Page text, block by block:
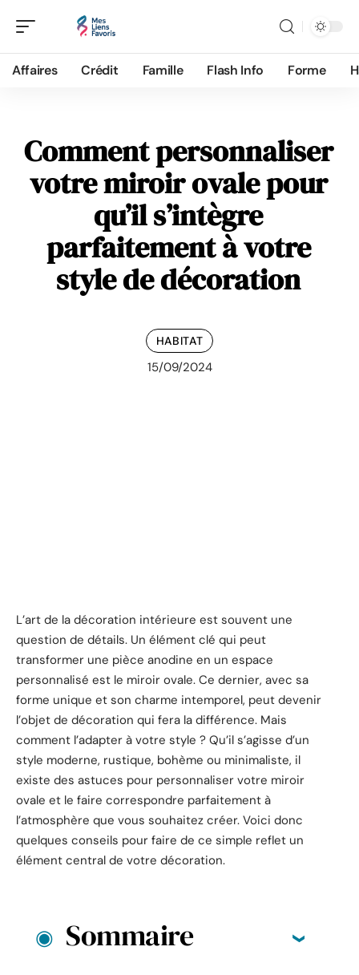
Affaires Crédit Famille Flash Info Forme
Comment personnaliser
votre miroir ovale pour
qu’il s’intègre
parfaitement à votre
style de décoration
HABITAT
15/09/2024
L’art de la décoration intérieure est souvent une
question de détails. Un élément clé qui peut
transformer une pièce anodine en un espace
personnalisé est le miroir ovale. Ce dernier, avec sa
forme unique et son charme intemporel, peut devenir
l’objet de décoration qui fera la différence. Mais
comment l’adapter à votre style ? Qu’il s’agisse d’un
style moderne, rustique, bohème ou minimaliste, il
existe des astuces pour personnaliser votre miroir
ovale et le faire correspondre parfaitement à
l’atmosphère que vous souhaitez créer. Voici donc
quelques conseils pour faire de ce simple reflet un
élément central de votre décoration.
Sommaire